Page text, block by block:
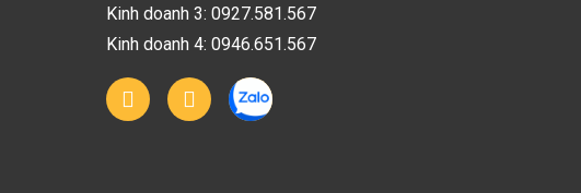
Kinh doanh 3: 0927.581.567
Kinh doanh 4: 0946.651.567